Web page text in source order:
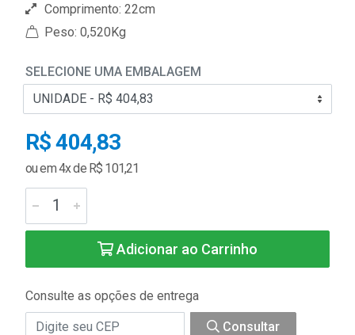
Comprimento: 22cm
Peso: 0,520Kg
SELECIONE UMA EMBALAGEM
R$ 404,83
ou em 4x de R$ 101,21
Adicionar ao Carrinho
Consulte as opções de entrega
Consultar